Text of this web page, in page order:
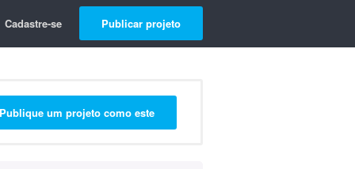
Cadastre-se Publicar projeto
Publique um projeto como este